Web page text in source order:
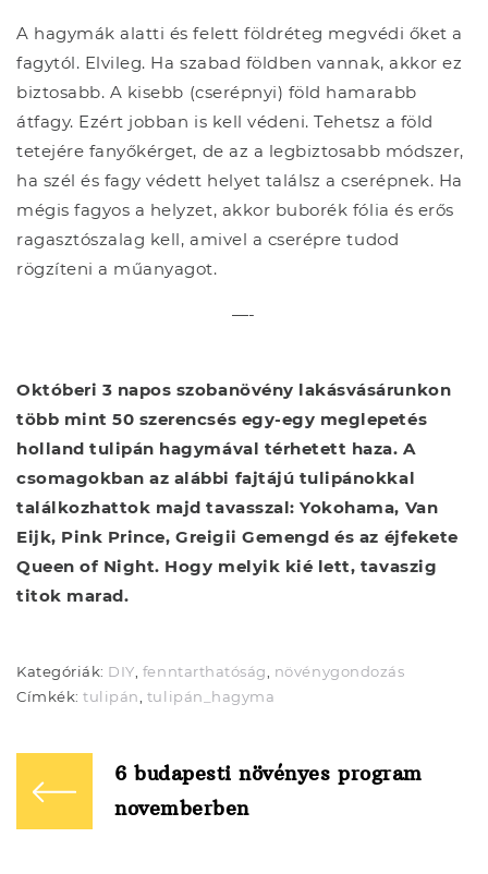
A hagymák alatti és felett földréteg megvédi őket a
fagytól. Elvileg. Ha szabad földben vannak, akkor ez
biztosabb. A kisebb (cserépnyi) föld hamarabb
átfagy. Ezért jobban is kell védeni. Tehetsz a föld
tetejére fanyőkérget, de az a legbiztosabb módszer,
ha szél és fagy védett helyet találsz a cserépnek. Ha
mégis fagyos a helyzet, akkor buborék fólia és erős
ragasztószalag kell, amivel a cserépre tudod
rögzíteni a műanyagot.
—-
Októberi 3 napos szobanövény lakásvásárunkon
több mint 50 szerencsés egy-egy meglepetés
holland tulipán hagymával térhetett haza. A
csomagokban az alábbi fajtájú tulipánokkal
találkozhattok majd tavasszal: Yokohama, Van
Eijk, Pink Prince, Greigii Gemengd és az éjfekete
Queen of Night. Hogy melyik kié lett, tavaszig
titok marad.
Kategóriák: DIY, fenntarthatóság, növénygondozás
Címkék:tulipán, tulipán_hagyma
navigáció6 budapesti növényes program
novemberben